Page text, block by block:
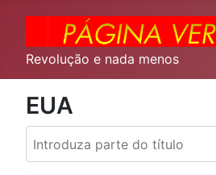
Revolução e nada menos
EUA
Introduza parte do título